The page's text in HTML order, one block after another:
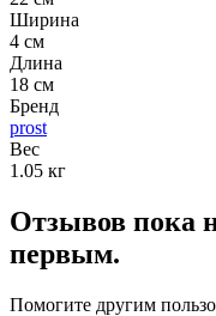
Ширина
4 см
Длина
18 см
Бренд
prost
Вес
1.05 кг
Отзывов пока
первым.
Помогите другим